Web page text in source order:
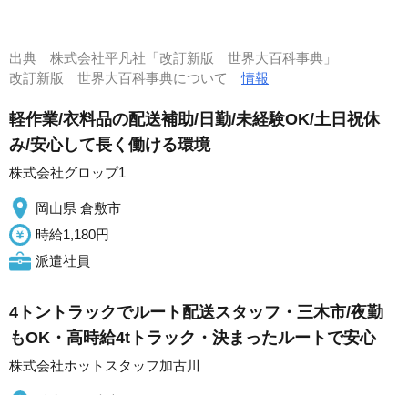
出典 株式会社平凡社「改訂新版 世界大百科事典」
改訂新版 世界大百科事典について情報
軽作業/衣料品の配送補助/日勤/未経験OK/土日祝休
み/安心して長く働ける環境
株式会社グロップ1
岡山県 倉敷市
時給1,180円
派遣社員
4トントラックでルート配送スタッフ・三木市/夜勤
もOK・高時給4tトラック・決まったルートで安心
株式会社ホットスタッフ加古川